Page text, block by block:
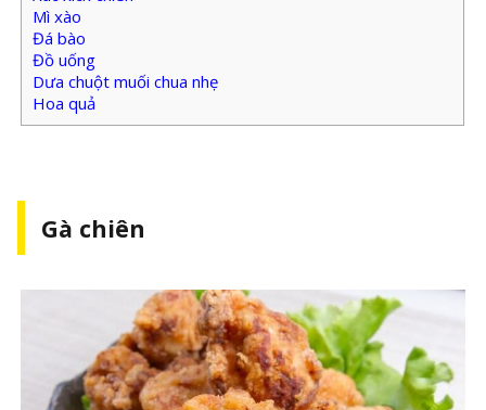
Mì xào
Đá bào
Đồ uống
Dưa chuột muối chua nhẹ
Hoa quả
Gà chiên